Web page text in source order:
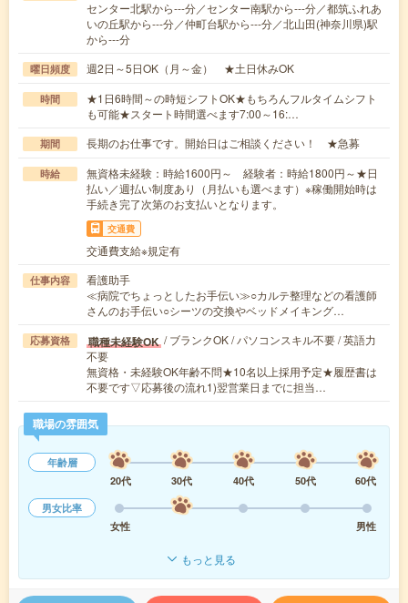
センター北駅から---分／センター南駅から---分／都筑ふれあ
いの丘駅から---分／仲町台駅から---分／北山田(神奈川県)駅
から---分
曜日頻度 週2日～5日OK（月～金） ★土日休みOK
時間
★1日6時間～の時短シフトOK★もちろんフルタイムシフト
も可能★スタート時間選べます7:00～16:…
期間 長期のお仕事です。開始日はご相談ください！ ★急募
時給
無資格未経験：時給1600円～ 経験者：時給1800円～★日
払い／週払い制度あり（月払いも選べます）※稼働開始時は
手続き完了次第のお支払いとなります。
交通費
交通費支給※規定有
仕事内容
看護助手
≪病院でちょっとしたお手伝い≫○カルテ整理などの看護師
さんのお手伝い○シーツの交換やベッドメイキング…
応募資格 職種未経験OK / ブランクOK / パソコンスキル不要 / 英語力
不要
無資格・未経験OK年齢不問★10名以上採用予定★履歴書は
不要です▽応募後の流れ1)翌営業日までに担当…
職場の雰囲気
年齢層
20代
30代 40代 50代
60代
男女比率
女性
男性
もっと見る